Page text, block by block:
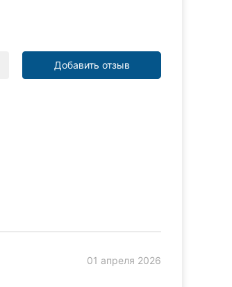
Добавить отзыв
01 апреля 2026